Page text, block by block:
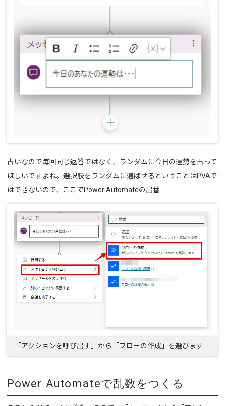
占いなので毎回同じ返答ではなく、ランダムに今日の運勢を占って
ほしいですよね。選択肢をランダムに選ばせるということはPVAで
はできないので、ここでPower Automateの出番
「アクションを呼び出す」から「フローの作成」を選びます
Power Automateで乱数をつくる